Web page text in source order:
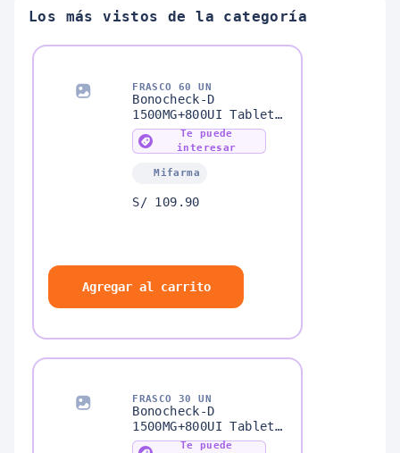
Los más vistos de la categoría
FRASCO 60 UN
Bonocheck-D
1500MG+800UI Tableta
RecubiertaTe puede
interesar
Mifarma
S/ 109.90
Agregar al carrito
FRASCO 30 UN
Bonocheck-D
1500MG+800UI Tableta
RecubiertaTe puede